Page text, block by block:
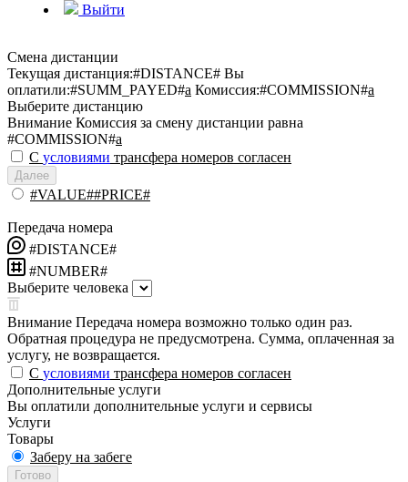
Выйти
Смена дистанции
Текущая дистанция:#DISTANCE# Вы
оплатили:#SUMM_PAYED#a Комиссия:#COMMISSION#a
Выберите дистанцию
Внимание Комиссия за смену дистанции равна
#COMMISSION#a
С условиями трансфера номеров согласен
Далее
#VALUE##PRICE#
Передача номера
#DISTANCE#
#NUMBER#
Выберите человека
Внимание Передача номера возможно только один раз.
Обратная процедура не предусмотрена. Сумма, оплаченная за
услугу, не возвращается.
С условиями трансфера номеров согласен
Дополнительные услуги
Вы оплатили дополнительные услуги и сервисы
Услуги
Товары
Заберу на забеге
Готово